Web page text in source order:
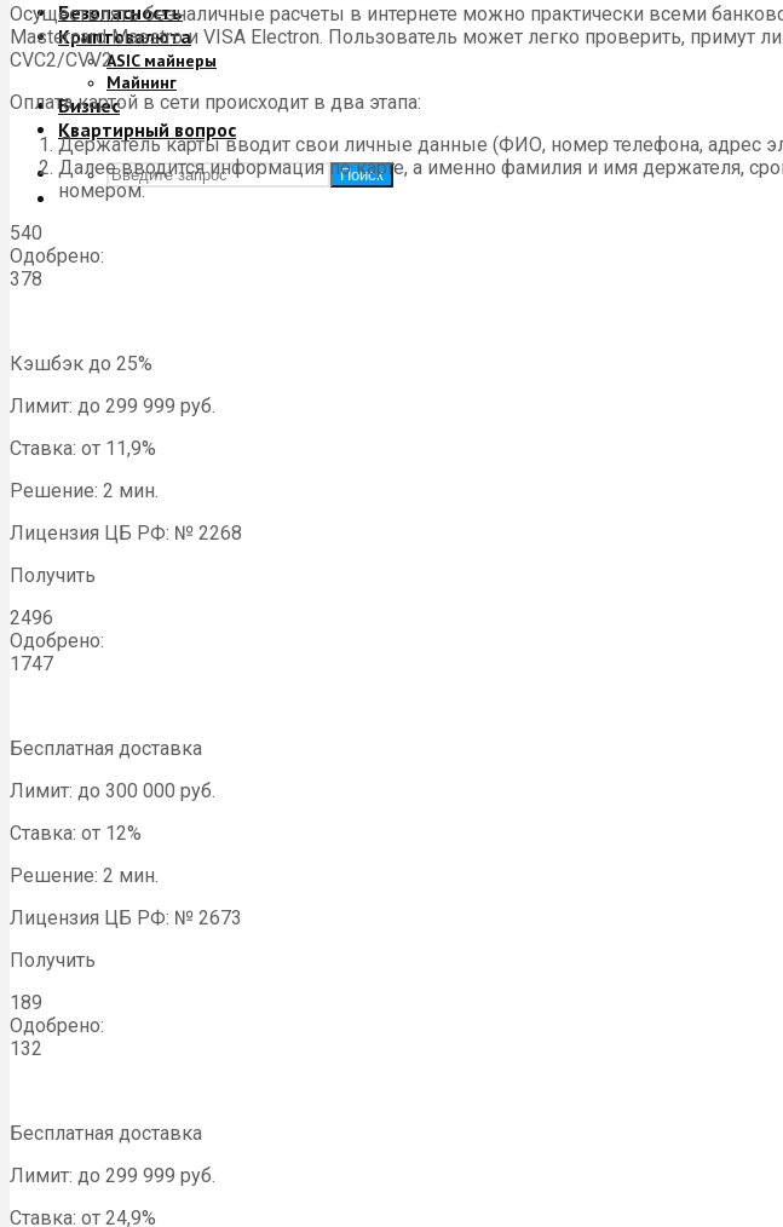
Безопасность
Криптовалюта
ASIC майнеры
Майнинг
Бизнес
Квартирный вопрос
Поиск
Осуществлять безналичные расчеты в интернете можно практически всеми
Mastercard Maestro и VISA Electron. Пользователь может легко проверить, примут
CVC2/CVV2.
Оплата картой в сети происходит в два этапа:
Держатель карты вводит свои личные данные (ФИО, номер телефона, адрес
Далее вводится информация по карте, а именно фамилия и имя держателя,
номером.
540
Одобрено:
378
Кэшбэк до 25%
Лимит: до 299 999 руб.
Ставка: от 11,9%
Решение: 2 мин.
Лицензия ЦБ РФ: № 2268
Получить
2496
Одобрено:
1747
Бесплатная доставка
Лимит: до 300 000 руб.
Ставка: от 12%
Решение: 2 мин.
Лицензия ЦБ РФ: № 2673
Получить
189
Одобрено:
132
Бесплатная доставка
Лимит: до 299 999 руб.
Ставка: от 24,9%